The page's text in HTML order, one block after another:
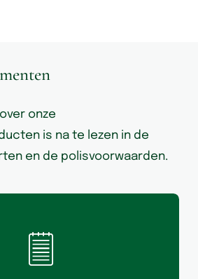
onze
is na te lezen in de
en de polisvoorwaarden.